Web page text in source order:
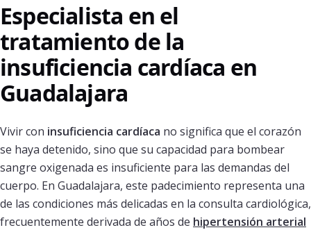
Especialista en el
tratamiento de la
insuficiencia cardíaca en
Guadalajara
Vivir con insuficiencia cardíaca no significa que el corazón
se haya detenido, sino que su capacidad para bombear
sangre oxigenada es insuficiente para las demandas del
cuerpo. En Guadalajara, este padecimiento representa una
de las condiciones más delicadas en la consulta cardiológica,
frecuentemente derivada de años de hipertensión arterial